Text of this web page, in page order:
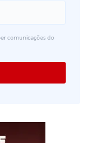
comunicações do